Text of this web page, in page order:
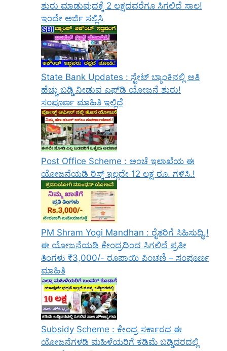
ಶುರು ಮಾಡುವುದಕ್ಕೆ 2 ಲಕ್ಷದವರೆಗೂ ಸಿಗಲಿದೆ ಸಾಲ!
ಇಂದೇ ಅರ್ಜಿ ಸಲ್ಲಿಸಿ
State Bank Updates : ಸ್ಟೇಟ್ ಬ್ಯಾಂಕಿನಲ್ಲಿ ಅತಿ
ಹೆಚ್ಚು ಬಡ್ಡಿ ನೀಡುವ ಎಫ್‌ಡಿ ಯೋಜನೆ ಶುರು!
ಸಂಪೂರ್ಣ ಮಾಹಿತಿ ಇಲ್ಲಿದೆ
Post Office Scheme : ಅಂಚೆ ಇಲಾಖೆಯ ಈ
ಯೋಜನೆಯಡಿ ರಿಸ್ಕ್‌ ಇಲ್ಲದೇ 12 ಲಕ್ಷ ರೂ. ಗಳಿಸಿ.!
PM Shram Yogi Mandhan : ರೈತರಿಗೆ ಸಿಹಿಸುದ್ಧಿ.!
ಈ ಯೋಜನೆಯಡಿ ಕೇಂದ್ರದಿಂದ ಸಿಗಲಿದೆ ಪ್ರತೀ
ತಿಂಗಳು ₹3,000/- ರೂಪಾಯಿ ಪಿಂಚಣಿ – ಸಂಪೂರ್ಣ
ಮಾಹಿತಿ
Subsidy Scheme : ಕೇಂದ್ರ ಸರ್ಕಾರದ ಈ
ಯೋಜನೆಗಳಡಿ ಮಹಿಳೆಯರಿಗೆ ಕಡಿಮೆ ಬಡ್ಡಿದರದಲ್ಲಿ